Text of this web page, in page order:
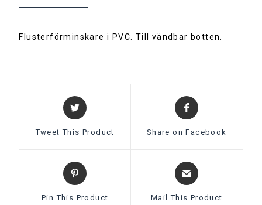
v
:Flusterförminskare i PVC. Till vändbar botten.
Tweet This Product Share on Facebook
Pin This Product Mail This Product